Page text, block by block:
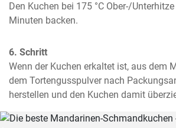
Den Kuchen bei 175 °C Ober-/
Minuten backen.
6. Schritt
Wenn der Kuchen erkaltet ist, aus dem
dem Tortengusspulver nach
herstellen und den Kuchen damit